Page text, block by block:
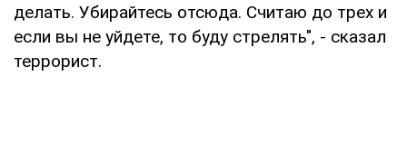
делать. Убирайтесь отсюда. Считаю до трех и
если вы не уйдете, то буду стрелять", - сказал
террорист.